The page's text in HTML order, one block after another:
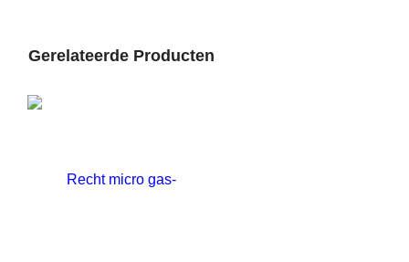
Gerelateerde Producten